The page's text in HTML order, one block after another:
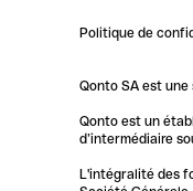
Politique de
Qonto SA est une
Qonto est un
d’intermédiaire
L'intégralité des